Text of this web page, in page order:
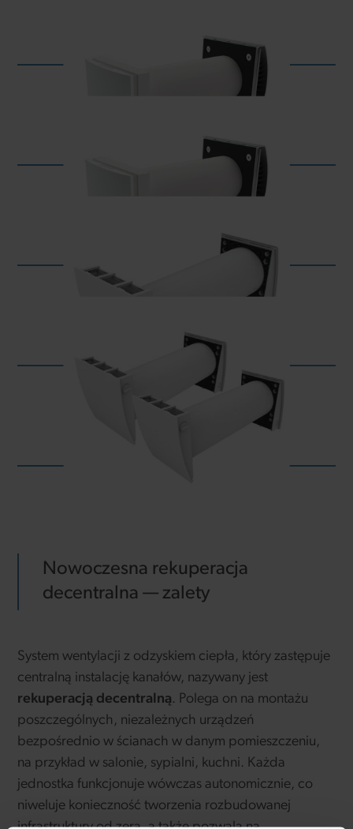
Vento Eco2 A50-4 S11 Pro
Nowoczesna rekuperacja
decentralna — zalety
System wentylacji z odzyskiem ciepła, który zastępuje
centralną instalację kanałów, nazywany jest
rekuperacją decentralną. Polega on na montażu
poszczególnych, niezależnych urządzeń
bezpośrednio w ścianach w danym pomieszczeniu,
na przykład w salonie, sypialni, kuchni. Każda
jednostka funkcjonuje wówczas autonomicznie, co
niweluje konieczność tworzenia rozbudowanej